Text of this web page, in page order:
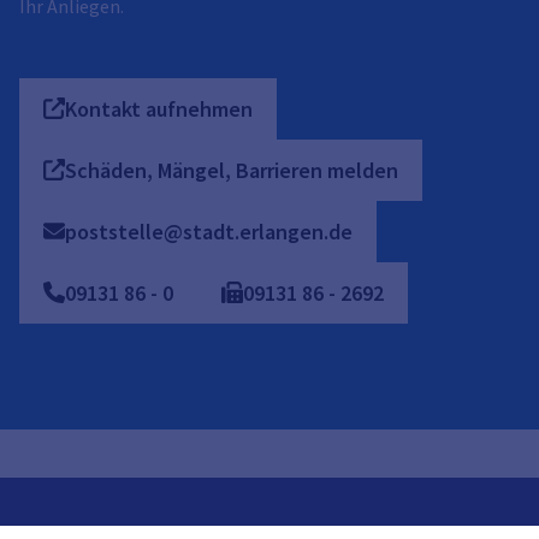
Ihr Anliegen.
Kontakt aufnehmen
Schäden, Mängel, Barrieren melden
poststelle@stadt.erlangen.de
09131 86 - 0 09131 86 - 2692